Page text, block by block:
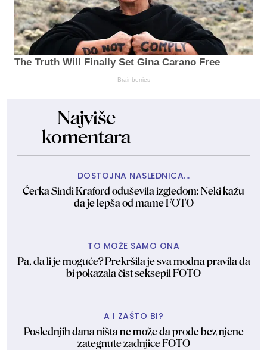
The Truth Will Finally Set Gina Carano Free
Brainberries
Najviše
komentara
DOSTOJNA NASLEDNICA...
Ćerka Sindi Kraford oduševila izgledom: Neki kažu
da je lepša od mame FOTO
TO MOŽE SAMO ONA
Pa, da li je moguće? Prekršila je sva modna pravila da
bi pokazala čist seksepil FOTO
A I ZAŠTO BI?
Poslednjih dana ništa ne može da prođe bez njene
zategnute zadnjice FOTO